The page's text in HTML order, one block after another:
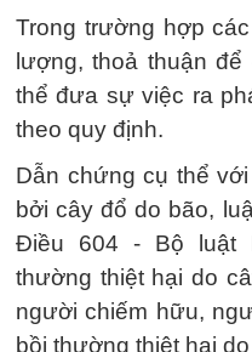
Trong trường hợp
lượng, thoả thuận
thể đưa sự việc ra
theo quy định.
Dẫn chứng cụ thể
bởi cây đổ do bão,
Điều 604 - Bộ luật
thường thiệt hại do
người chiếm hữu,
bồi thường thiệt hại